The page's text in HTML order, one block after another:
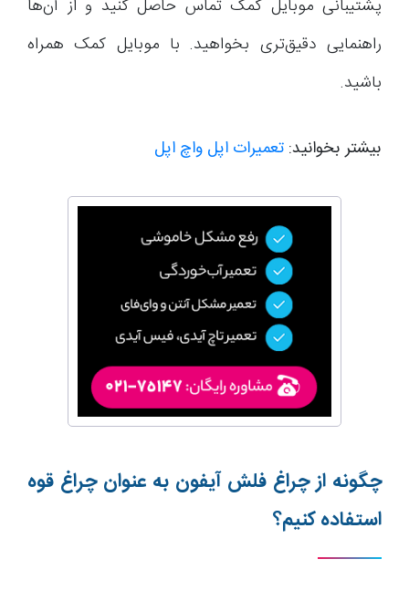
پشتیبانی موبایل کمک تماس حاصل کنید و از آن‌ها
راهنمایی دقیق‌تری بخواهید. با موبایل کمک همراه
باشید.
بیشتر بخوانید: تعمیرات اپل واچ اپل
چگونه از چراغ فلش آیفون به عنوان چراغ قوه
استفاده کنیم؟